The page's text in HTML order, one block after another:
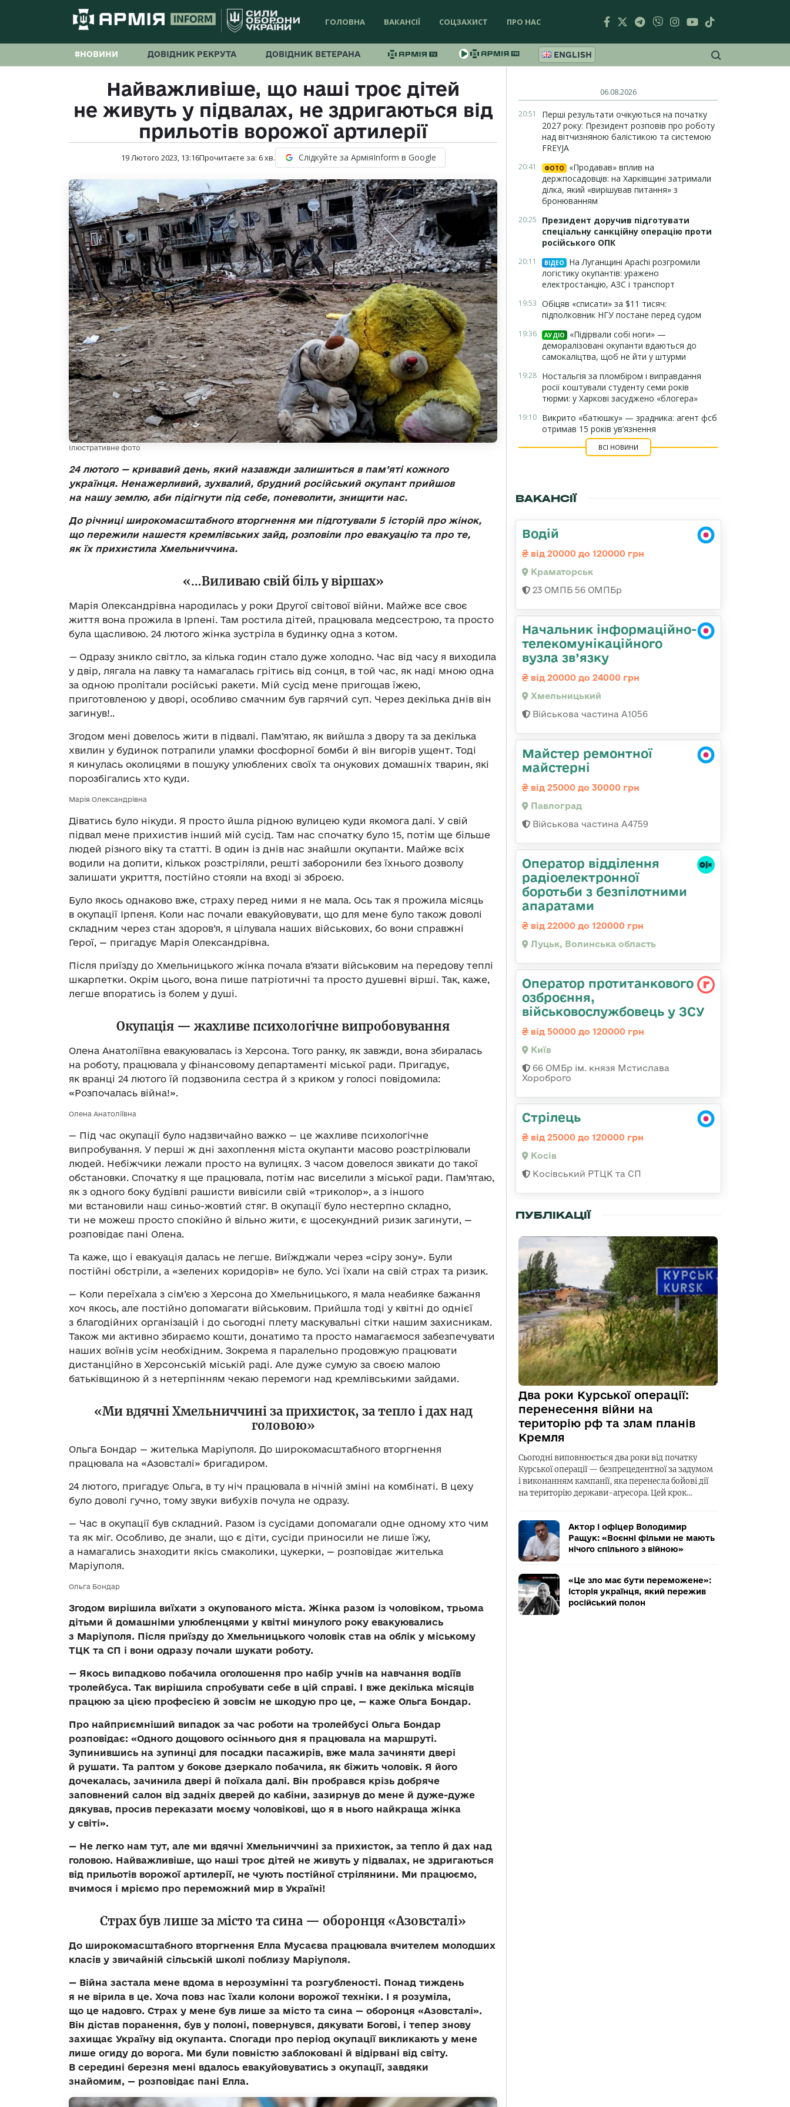
ГОЛОВНА ВАКАНСІЇ СОЦЗАХИСТ ПРО НАС
#НОВИНИ ДОВІДНИК РЕКРУТА ДОВІДНИК ВЕТЕРАНА ENGLISH
Найважливіше, що наші троє дітей
не живуть у підвалах, не здригаються від
прильотів ворожої артилерії
19 Лютого 2023, 13:16Прочитаєте за: 6хв. Слідкуйте за АрміяInform в Google
Ілюстративне фото
24 лютого — кривавий день, який назавжди залишиться в пам’яті кожного
українця. Ненажерливий, зухвалий, брудний російський окупант прийшов
на нашу землю, аби підігнути під себе, поневолити, знищити нас.
До річниці широкомасштабного вторгнення ми підготували 5 історій про жінок,
що пережили нашестя кремлівських зайд, розповіли про евакуацію та про те,
як їх прихистила Хмельниччина.
«…Виливаю свій біль у віршах»
Марія Олександрівна народилась у роки Другої світової війни. Майже все своє
життя вона прожила в Ірпені. Там ростила дітей, працювала медсестрою, та просто
була щасливою. 24 лютого жінка зустріла в будинку одна з котом.
—Одразу зникло світло, за кілька годин стало дуже холодно. Час від часу я виходила
у двір, лягала на лавку та намагалась грітись від сонця, в той час, як наді мною одна
за одною пролітали російські ракети. Мій сусід мене пригощав їжею,
приготовленою у дворі, особливо смачним був гарячий суп. Через декілька днів він
загинув!..
Згодом мені довелось жити в підвалі. Пам’ятаю, як вийшла з двору та за декілька
хвилин у будинок потрапили уламки фосфорної бомби й він вигорів ущент. Тоді
я кинулась околицями в пошуку улюблених своїх та онукових домашніх тварин, які
порозбігались хто куди.
Марія Олександрівна
Діватись було нікуди. Я просто йшла рідною вулицею куди якомога далі. У свій
підвал мене прихистив інший мій сусід. Там нас спочатку було 15, потім ще більше
людей різного віку та статті. В один із днів нас знайшли окупанти. Майже всіх
водили на допити, кількох розстріляли, решті заборонили без їхнього дозволу
залишати укриття, постійно стояли на вході зі зброєю.
Було якось однаково вже, страху перед ними я не мала. Ось так я прожила місяць
в окупації Ірпеня. Коли нас почали евакуйовувати, що для мене було також доволі
складним через стан здоров’я, я цілувала наших військових, бо вони справжні
Герої, — пригадує Марія Олександрівна.
Після приїзду до Хмельницького жінка почала в’язати військовим на передову теплі
шкарпетки. Окрім цього, вона пише патріотичні та просто душевні вірші. Так, каже,
легше впоратись із болем у душі.
Окупація — жахливе психологічне випробовування
Олена Анатоліївна евакуювалась із Херсона. Того ранку, як завжди, вона збиралась
на роботу, працювала у фінансовому департаменті міської ради. Пригадує,
як вранці 24 лютого їй подзвонила сестра й з криком у голосі повідомила:
«Розпочалась війна!».
Олена Анатоліївна
— Під час окупації було надзвичайно важко — це жахливе психологічне
випробування. У перші ж дні захоплення міста окупанти масово розстрілювали
людей. Небіжчики лежали просто на вулицях. З часом довелося звикати до такої
обстановки. Спочатку я ще працювала, потім нас виселили з міської ради. Пам’ятаю,
як з одного боку будівлі рашисти вивісили свій «триколор», а з іншого
ми встановили наш синьо-жовтий стяг. В окупації було нестерпно складно,
ти не можеш просто спокійно й вільно жити, є щосекундний ризик загинути, —
розповідає пані Олена.
Та каже, що і евакуація далась не легше. Виїжджали через «сіру зону». Були
постійні обстріли, а «зелених коридорів» не було. Усі їхали на свій страх та ризик.
— Коли переїхала з сім’єю з Херсона до Хмельницького, я мала неабияке бажання
хоч якось, але постійно допомагати військовим. Прийшла тоді у квітні до однієї
з благодійних організацій і до сьогодні плету маскувальні сітки нашим захисникам.
Також ми активно збираємо кошти, донатимо та просто намагаємося забезпечувати
наших воїнів усім необхідним. Зокрема я паралельно продовжую працювати
дистанційно в Херсонській міській раді. Але дуже сумую за своєю малою
батьківщиною й з нетерпінням чекаю перемоги над кремлівськими зайдами.
«Ми вдячні Хмельниччині за прихисток, за тепло і дах над
головою»
Ольга Бондар — жителька Маріуполя. До широкомасштабного вторгнення
працювала на «Азовсталі» бригадиром.
24 лютого, пригадує Ольга, в ту ніч працювала в нічній зміні на комбінаті. В цеху
було доволі гучно, тому звуки вибухів почула не одразу.
— Час в окупації був складний. Разом із сусідами допомагали одне одному хто чим
та як міг. Особливо, де знали, що є діти, сусіди приносили не лише їжу,
а намагались знаходити якісь смаколики, цукерки, — розповідає жителька
Маріуполя.
Ольга Бондар
Згодом вирішила виїхати з окупованого міста. Жінка разом із чоловіком, трьома
дітьми й домашніми улюбленцями у квітні минулого року евакуювались
з Маріуполя. Після приїзду до Хмельницького чоловік став на облік у міському
ТЦК та СП і вони одразу почали шукати роботу.
— Якось випадково побачила оголошення про набір учнів на навчання водіїв
тролейбуса. Так вирішила спробувати себе в цій справі. І вже декілька місяців
працюю за цією професією й зовсім не шкодую про це, — каже Ольга Бондар.
Про найприємніший випадок за час роботи на тролейбусі Ольга Бондар
розповідає: «Одного дощового осіннього дня я працювала на маршруті.
Зупинившись на зупинці для посадки пасажирів, вже мала зачиняти двері
й рушати. Та раптом у бокове дзеркало побачила, як біжить чоловік. Я його
дочекалась, зачинила двері й поїхала далі. Він пробрався крізь добряче
заповнений салон від задніх дверей до кабіни, зазирнув до мене й дуже-дуже
дякував, просив переказати моєму чоловікові, що я в нього найкраща жінка
у світі».
— Не легко нам тут, але ми вдячні Хмельниччині за прихисток, за тепло й дах над
головою. Найважливіше, що наші троє дітей не живуть у підвалах, не здригаються
від прильотів ворожої артилерії, не чують постійної стрілянини. Ми працюємо,
вчимося і мріємо про переможний мир в Україні!
Страх був лише за місто та сина — оборонця «Азовсталі»
До широкомасштабного вторгнення Елла Мусаєва працювала вчителем молодших
класів у звичайній сільській школі поблизу Маріуполя.
— Війна застала мене вдома в нерозумінні та розгубленості. Понад тиждень
я не вірила в це. Хоча повз нас їхали колони ворожої техніки. І я розуміла,
що це надовго. Страх у мене був лише за місто та сина — оборонця «Азовсталі».
Він дістав поранення, був у полоні, повернувся, дякувати Богові, і тепер знову
захищає Україну від окупанта. Спогади про період окупації викликають у мене
лише огиду до ворога. Ми були повністю заблоковані й відірвані від світу.
В середині березня мені вдалось евакуйовуватись з окупації, завдяки
знайомим, — розповідає пані Елла.
06.08.2026
20:51
Перші результати очікуються на початку
2027 року: Президент розповів про роботу
над вітчизняною балістикою та системою
FREYJA
20:41 ФОТО
«Продавав» вплив на
держпосадовців: на Харківщині затримали
ділка, який «вирішував питання» з
бронюванням
20:25
Президент доручив підготувати
спеціальну санкційну операцію проти
російського ОПК
20:11 ВІДЕО
На Луганщині Apachi розгромили
логістику окупантів: уражено
електростанцію, АЗС і транспорт
19:53 Обіцяв «списати» за $11 тисяч:
підполковник НГУ постане перед судом
19:36 АУДІО
«Підірвали собі ноги» —
деморалізовані окупанти вдаються до
самокаліцтва, щоб не йти у штурми
19:28 Ностальгія за пломбіром і виправдання
росії коштували студенту семи років
тюрми: у Харкові засуджено «блогера»
19:10 Викрито «батюшку» — зрадника: агент фсб
отримав 15 років ув’язнення
ВСІ НОВИНИ
ВАКАНСІЇ
Водій
від 20000 до 120000 грн
Краматорськ
23 ОМПБ 56 ОМПБр
Начальник інформаційно-
телекомунікаційного
вузла зв’язку
від 20000 до 24000 грн
Хмельницький
Військова частина А1056
Майстер ремонтної
майстерні
від 25000 до 30000 грн
Павлоград
Військова частина А4759
Оператор відділення
радіоелектронної
боротьби з безпілотними
апаратами
від 22000 до 120000 грн
Луцьк, Волинська область
Оператор протитанкового
озброєння,
військовослужбовець у ЗСУ
від 50000 до 120000 грн
Київ
66 ОМБр ім. князя Мстислава
Хороброго
Стрілець
від 25000 до 120000 грн
Косів
Косівський РТЦК та СП
ПУБЛІКАЦІЇ
Два роки Курської операції:
перенесення війни на
територію рф та злам планів
Кремля
Сьогодні виповнюється два роки від початку
Курської операції — безпрецедентної за задумом
і виконанням кампанії, яка перенесла бойові дії
на територію держави-агресора. Цей крок…
Актор і офіцер Володимир
Ращук: «Воєнні фільми не мають
нічого спільного з війною»
«Це зло має бути переможене»:
історія українця, який пережив
російський полон